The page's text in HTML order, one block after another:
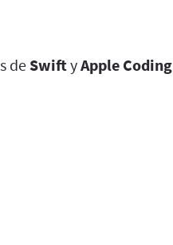
deSwiftyApple Coding